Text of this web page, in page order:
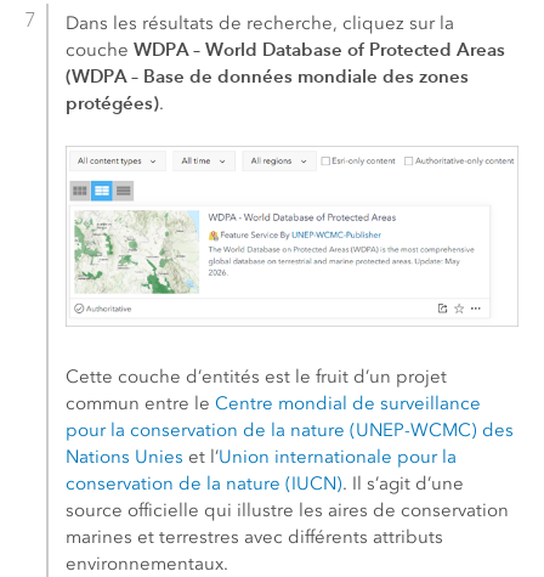
Dans les résultats de recherche, cliquez sur la
coucheWDPA – World Database of Protected Areas
(WDPA – Base de données mondiale des zones
protégées).
Cette couche d’entités est le fruit d’un projet
commun entre leCentre mondial de surveillance
pour la conservation de la nature (UNEP-WCMC) des
Nations Unies et l’Union internationale pour la
conservation de la nature (IUCN). Il s’agit d’une
source officielle qui illustre les aires de conservation
marines et terrestres avec différents attributs
environnementaux.